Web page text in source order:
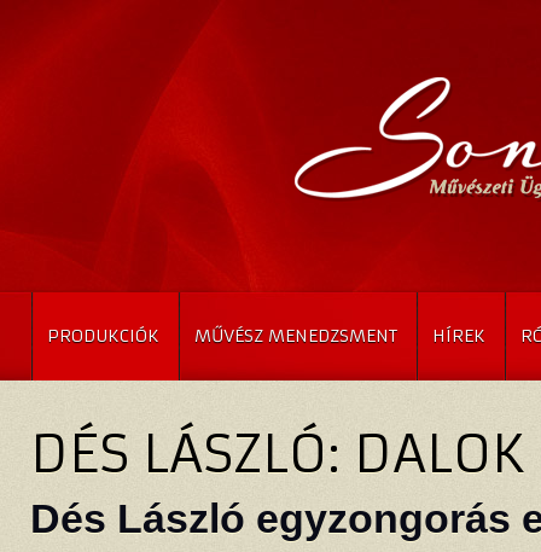
PRODUKCIÓK MŰVÉSZ MENEDZSMENT HÍREK
DÉS LÁSZLÓ:
Dés László egyzongorás